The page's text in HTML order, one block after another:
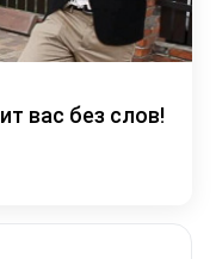
вас без слов!